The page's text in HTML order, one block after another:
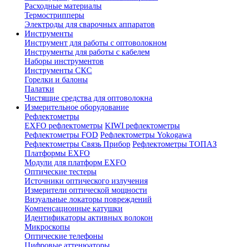
Расходные материалы
Термострипперы
Электроды для сварочных аппаратов
Инструменты
Инструмент для работы с оптоволокном
Инструменты для работы с кабелем
Наборы инструментов
Инструменты СКС
Горелки и балоны
Палатки
Чистящие средства для оптоволокна
Измерительное оборудование
Рефлектометры
EXFO рефлектометры KIWI рефлектометры
Рефлектометры FOD Рефлектометры Yokogawa
Рефлектометры Связь Прибор Рефлектометры ТОПАЗ
Платформы EXFO
Модули для платформ EXFO
Оптические тестеры
Источники оптического излучения
Измерители оптической мощности
Визуальные локаторы повреждений
Компенсационные катушки
Идентификаторы активных волокон
Микроскопы
Оптические телефоны
Цифровые аттенюаторы